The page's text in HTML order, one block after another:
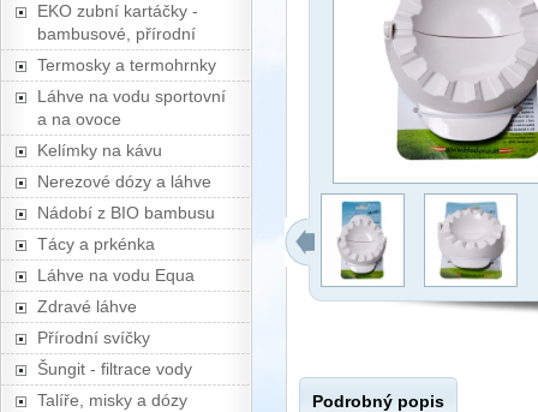
EKO zubní kartáčky -
bambusové, přírodní
Termosky a termohrnky
Láhve na vodu sportovní
a na ovoce
Kelímky na kávu
Nerezové dózy a láhve
Nádobí z BIO bambusu
Tácy a prkénka
Láhve na vodu Equa
Zdravé láhve
Přírodní svíčky
Šungit - filtrace vody
Talíře, misky a dózy
Podrobný popis